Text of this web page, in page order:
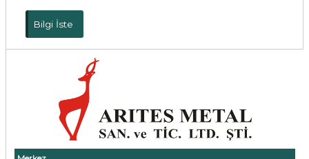
Bilgi İste